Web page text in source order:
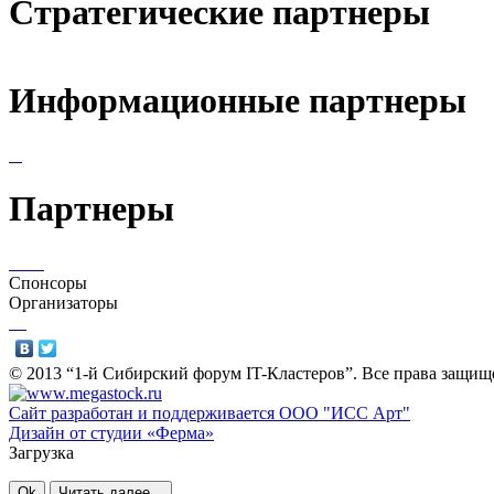
Стратегические партнеры
Информационные партнеры
Партнеры
Спонсоры
Организаторы
© 2013 “1-й Сибирский форум IT-Кластеров”. Все права
Сайт разработан и поддерживается ООО "ИСС Арт"
Дизайн от студии «Ферма»
Загрузка